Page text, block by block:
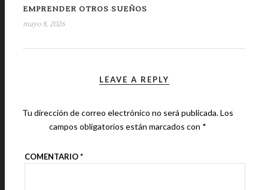
EMPRENDER OTROS SUEÑOS
mayo 8, 2026
LEAVE A REPLY
Tu dirección de correo electrónico no será publicada.Los
campos obligatorios están marcados con *
COMENTARIO*